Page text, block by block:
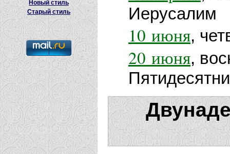
Новый стиль
Старый стиль
Иерусалим
10 июня,
20 июня,